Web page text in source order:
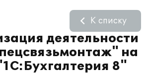
деятельности
на
8"
К списку